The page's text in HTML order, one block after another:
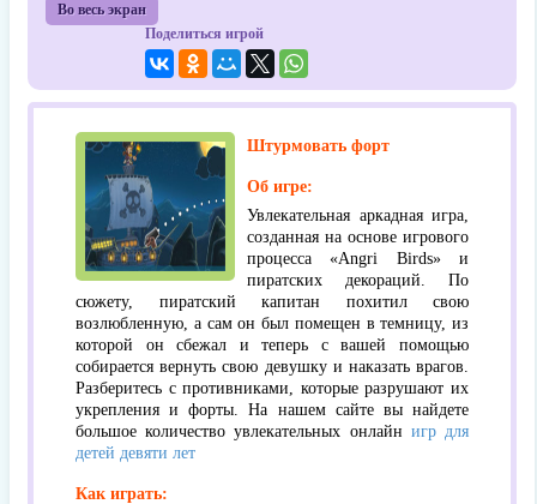
Во весь экран
Поделиться игрой
Штурмовать форт
Об игре:
Увлекательная аркадная игра,
созданная на основе игрового
процесса «Angri Birds» и
пиратских декораций. По
сюжету, пиратский капитан похитил свою
возлюбленную, а сам он был помещен в темницу, из
которой он сбежал и теперь с вашей помощью
собирается вернуть свою девушку и наказать врагов.
Разберитесь с противниками, которые разрушают их
укрепления и форты. На нашем сайте вы найдете
большое количество увлекательных онлайн игр для
детей девяти лет
Как играть: